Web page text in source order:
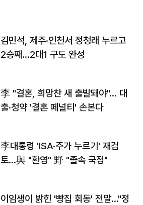
김민석, 제주·인천서 정청래 누르고
2승째…2대1 구도 완성
李 "결혼, 희망찬 새 출발돼야"… 대
출·청약 '결혼 페널티' 손본다
李대통령 'ISA·주가 누르기' 재검
토…與 "환영" 野 "졸속 국정"
이임생이 밝힌 '빵집 회동' 전말…"정